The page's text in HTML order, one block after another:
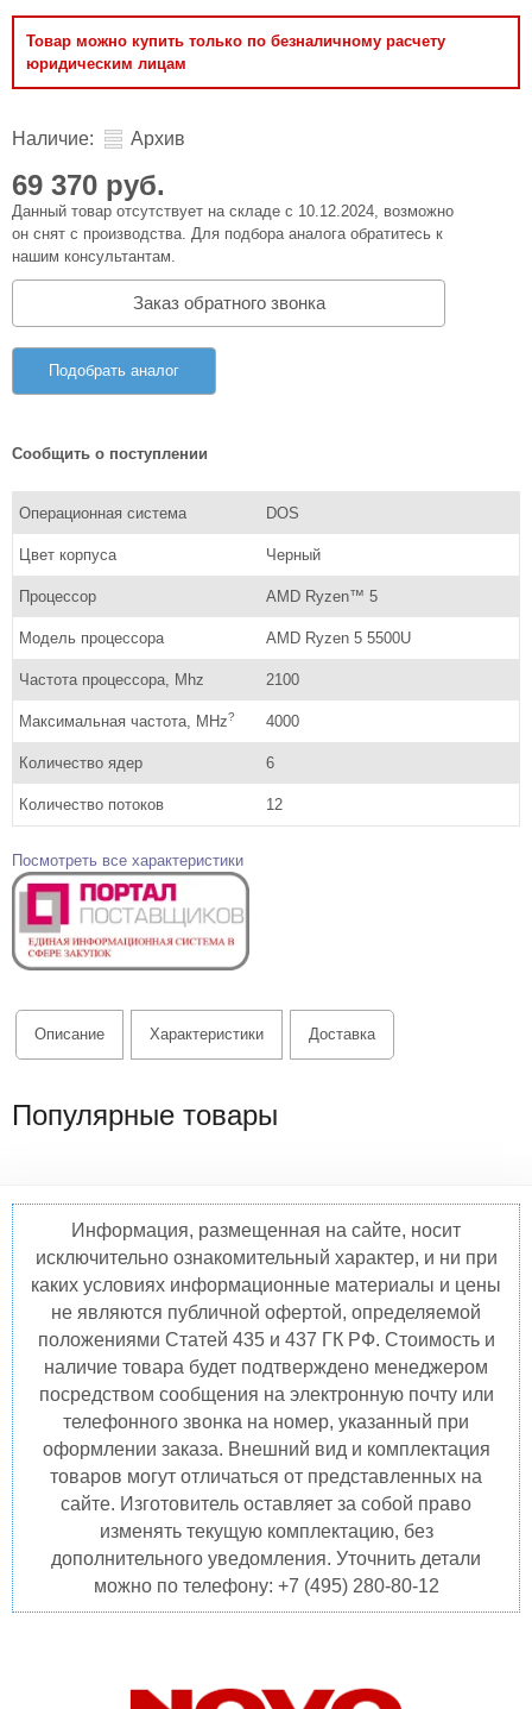
Товар можно купить только по безналичному расчету
юридическим лицам
Наличие: Архив
69 370 руб.
Данный товар отсутствует на складе с 10.12.2024, возможно
он снят с производства. Для подбора аналога обратитесь к
нашим консультантам.
Заказ обратного звонка
Подобрать аналог
Сообщить о поступлении
Операционная система DOS
Цвет корпуса Черный
Процессор AMD Ryzen™ 5
Модель процессора AMD Ryzen 5 5500U
Частота процессора, Mhz 2100
Максимальная частота, MHz? 4000
Количество ядер 6
Количество потоков 12
Посмотреть все характеристики
Описание Характеристики Доставка
Популярные товары
Информация, размещенная на сайте, носит
исключительно ознакомительный характер, и ни при
каких условиях информационные материалы и цены
не являются публичной офертой, определяемой
положениями Статей 435 и 437 ГК РФ. Стоимость и
наличие товара будет подтверждено менеджером
посредством сообщения на электронную почту или
телефонного звонка на номер, указанный при
оформлении заказа. Внешний вид и комплектация
товаров могут отличаться от представленных на
сайте. Изготовитель оставляет за собой право
изменять текущую комплектацию, без
дополнительного уведомления. Уточнить детали
можно по телефону: +7 (495) 280-80-12